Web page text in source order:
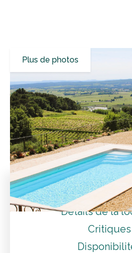
Villas de
Vaucluse
Cairanne
Découvrez l'équilibre parfait
naturelle dans cette
Plus de photos
Tarifs
Détails de la
Critiques